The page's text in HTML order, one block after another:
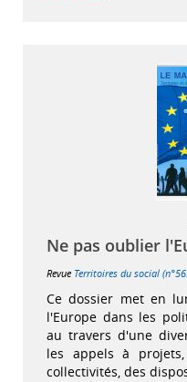
Ne pas oublier
Revue Territoires du social
Ce dossier met en
l'Europe dans les
au travers d'une
les appels à
collectivités, des